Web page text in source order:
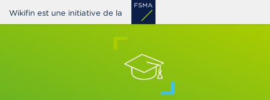
Aller
au
Wikifin est une initiative de la